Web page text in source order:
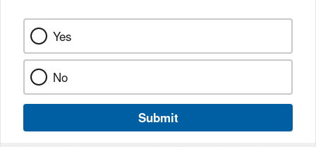
Yes
No
Submit